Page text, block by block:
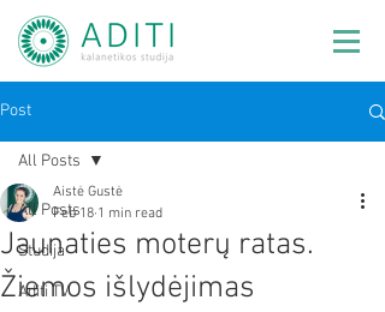
Post
All Posts
Studija
Aditi TV
All Posts
Jaunaties moterų ratas.
Žiemos išlydėjimas
Aistė Gustė
Feb 18 1 min read